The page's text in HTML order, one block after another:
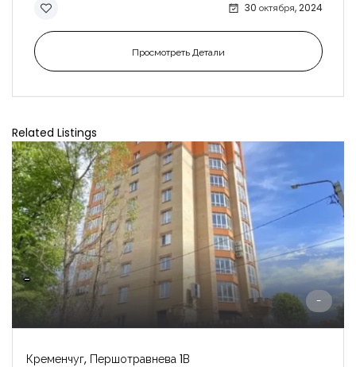
30 октября, 2024
Просмотреть Детали
Related Listings
-
-
Кременчуг, Першотравнева 1В